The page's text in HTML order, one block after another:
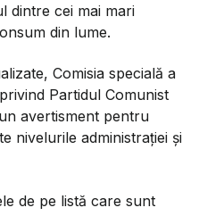
dintre cei mai mari
din lume.
Comisia specială a
Partidul Comunist
avertisment pentru
nivelurile administrației și
de pe listă care sunt